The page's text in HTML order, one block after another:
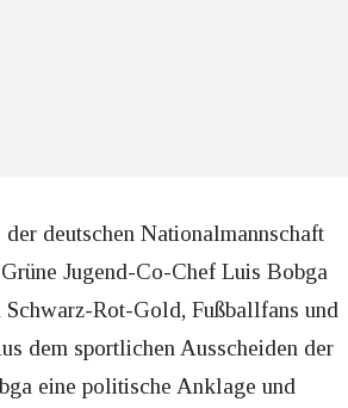
deutschen Nationalmannschaft
Jugend-Co-Chef Luis Bobga
Schwarz-Rot-Gold, Fußballfans und
dem sportlichen Ausscheiden der
eine politische Anklage und